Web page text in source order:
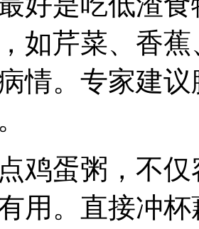
如芹菜、香
情。专家建
鸡蛋粥，不
用。直接冲